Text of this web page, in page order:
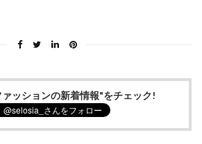
ッションの新着情報"をチェック!